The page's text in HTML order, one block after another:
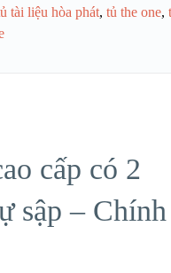
tài liệu hòa phát, tủ the one,
cấp có 2
sập – Chính